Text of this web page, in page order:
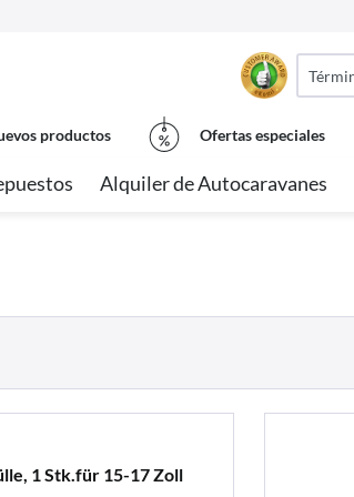
productos Ofertas especiales
Alquiler de Autocaravanes
1 Stk.für 15-17 Zoll